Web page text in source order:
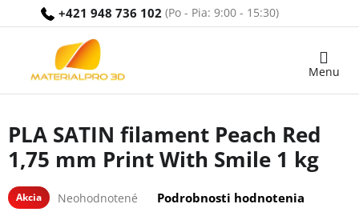
+421 948 736 102
Nákupný
PLA SATIN filament Peach Red
1,75 mm Print With Smile 1 kg
Akcia
hodnotenie
Neohodnotené Podrobnosti hodnotenia